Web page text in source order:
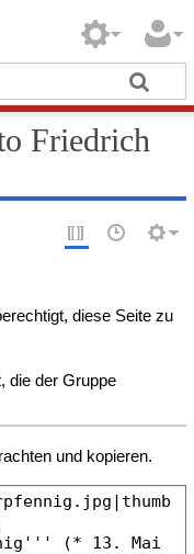
Friedrich
diese Seite zu
die der Gruppe
und kopieren.